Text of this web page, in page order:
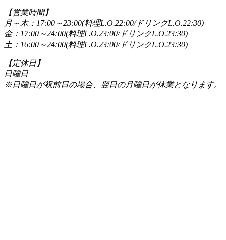
【営業時間】
月～木：17:00～23:00(料理L.O.22:00/ドリンクL.O.22:30)
金：17:00～24:00(料理L.O.23:00/ドリンクL.O.23:30)
土：16:00～24:00(料理L.O.23:00/ドリンクL.O.23:30)
【定休日】
日曜日
※日曜日が祝前日の場合、翌日の月曜日が休業となります。